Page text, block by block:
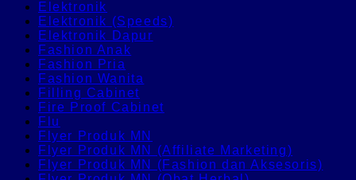
Elektronik
Elektronik (Speeds)
Elektronik Dapur
Fashion Anak
Fashion Pria
Fashion Wanita
Filling Cabinet
Fire Proof Cabinet
Flu
Flyer Produk MN
Flyer Produk MN (Affiliate Marketing)
Flyer Produk MN (Fashion dan Aksesoris)